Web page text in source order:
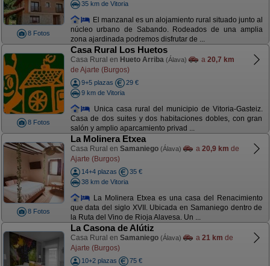
8 Fotos
35 km de Vitoria
El manzanal es un alojamiento rural situado junto al
núcleo urbano de Sabando. Rodeados de una amplia
zona ajardinada podremos disfrutar de ...
8 Fotos
Casa Rural Los Huetos
Casa Rural en Hueto Arriba (Álava) a 20,7 km
de Ajarte (Burgos)
9+5 plazas
29 €
9 km de Vitoria
Unica casa rural del municipio de Vitoria-Gasteiz.
Casa de dos suites y dos habitaciones dobles, con gran
salón y amplio aparcamiento privad ...
8 Fotos
La Molinera Etxea
Casa Rural en Samaniego (Álava) a 20,9 km de
Ajarte (Burgos)
14+4 plazas
35 €
38 km de Vitoria
La Molinera Etxea es una casa del Renacimiento
que data del siglo XVII. Ubicada en Samaniego dentro de
la Ruta del Vino de Rioja Alavesa. Un ...
La Casona de Alútiz
Casa Rural en Samaniego (Álava) a 21 km de
Ajarte (Burgos)
10+2 plazas
75 €